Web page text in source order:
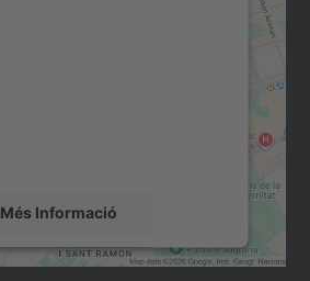
Més Informació
Accepta